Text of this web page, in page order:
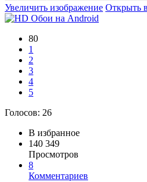
Увеличить изображение Открыть
80
1
2
3
4
5
Голосов: 26
В избранное
140 349
Просмотров
8
Комментариев